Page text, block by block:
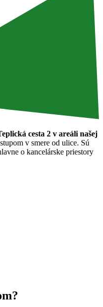
cesta 2 v areáli našej
v smere od ulice. Sú
o kancelárske priestory